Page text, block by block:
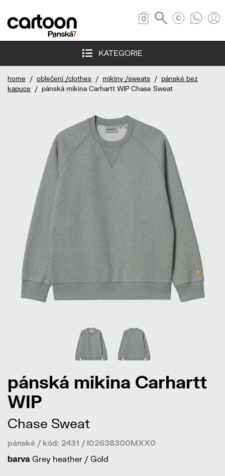
0
KATEGORIE
home / oblečení /clothes / mikiny /sweats / pánské bez
kapuce / pánská mikina Carhartt WIP Chase Sweat
pánská mikina Carhartt
WIP
Chase Sweat
pánské / kód: 2431 / I02638300MXX0
barva Grey heather / Gold